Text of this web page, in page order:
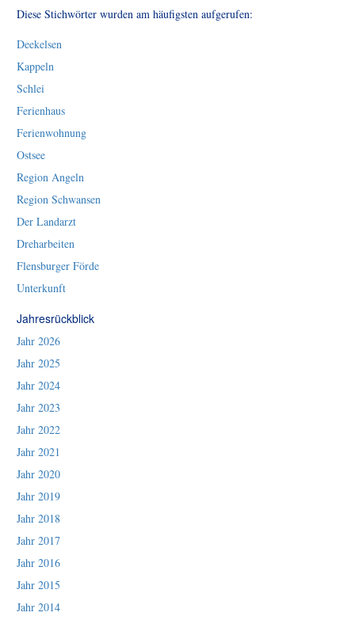
Diese Stichwörter wurden am häufigsten aufgerufen:
Deekelsen
Kappeln
Schlei
Ferienhaus
Ferienwohnung
Ostsee
Region Angeln
Region Schwansen
Der Landarzt
Dreharbeiten
Flensburger Förde
Unterkunft
Jahresrückblick
Jahr 2026
Jahr 2025
Jahr 2024
Jahr 2023
Jahr 2022
Jahr 2021
Jahr 2020
Jahr 2019
Jahr 2018
Jahr 2017
Jahr 2016
Jahr 2015
Jahr 2014